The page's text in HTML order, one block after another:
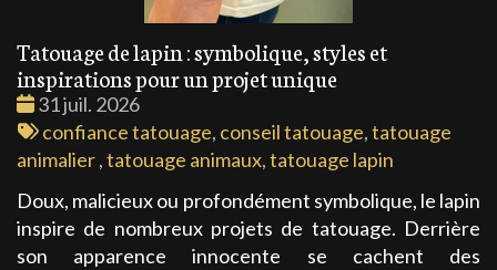
Tatouage de lapin : symbolique, styles et
inspirations pour un projet unique
Date
:
31 juil. 2026
Tags
:
confiance tatouage, conseil tatouage,tatouage
animalier,tatouage animaux,tatouage lapin
Doux, malicieux ou profondément symbolique, le lapin
inspire de nombreux projets de tatouage. Derrière
son apparence innocente se cachent des